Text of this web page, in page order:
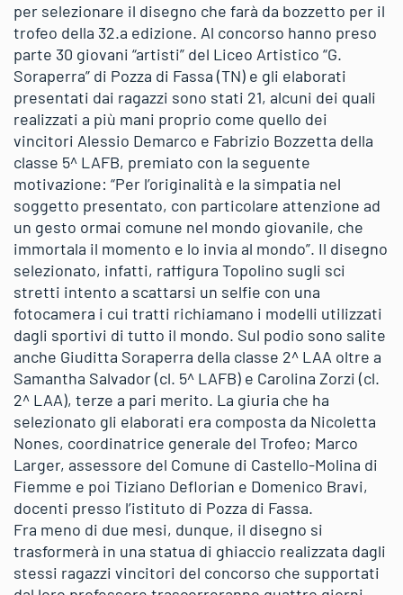
per selezionare il disegno che farà da bozzetto per il
trofeo della 32.a edizione. Al concorso hanno preso
parte 30 giovani “artisti” del Liceo Artistico “G.
Soraperra” di Pozza di Fassa (TN) e gli elaborati
presentati dai ragazzi sono stati 21, alcuni dei quali
realizzati a più mani proprio come quello dei
vincitori Alessio Demarco e Fabrizio Bozzetta della
classe 5^ LAFB, premiato con la seguente
motivazione: “Per l’originalità e la simpatia nel
soggetto presentato, con particolare attenzione ad
un gesto ormai comune nel mondo giovanile, che
immortala il momento e lo invia al mondo”. Il disegno
selezionato, infatti, raffigura Topolino sugli sci
stretti intento a scattarsi un selfie con una
fotocamera i cui tratti richiamano i modelli utilizzati
dagli sportivi di tutto il mondo. Sul podio sono salite
anche Giuditta Soraperra della classe 2^ LAA oltre a
Samantha Salvador (cl. 5^ LAFB) e Carolina Zorzi (cl.
2^ LAA), terze a pari merito. La giuria che ha
selezionato gli elaborati era composta da Nicoletta
Nones, coordinatrice generale del Trofeo; Marco
Larger, assessore del Comune di Castello-Molina di
Fiemme e poi Tiziano Deflorian e Domenico Bravi,
docenti presso l’istituto di Pozza di Fassa.
Fra meno di due mesi, dunque, il disegno si
trasformerà in una statua di ghiaccio realizzata dagli
stessi ragazzi vincitori del concorso che supportati